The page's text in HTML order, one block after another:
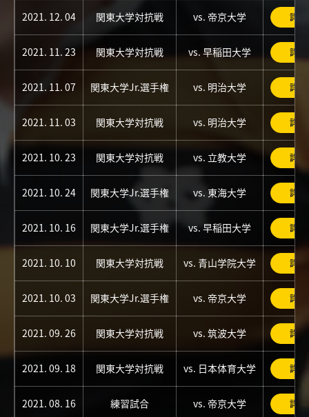
2021. 12. 04 関東大学対抗戦 vs. 帝京大学 詳細
2021. 11. 23 関東大学対抗戦 vs. 早稲田大学 詳細
2021. 11. 07 関東大学Jr.選手権 vs. 明治大学 詳細
2021. 11. 03 関東大学対抗戦 vs. 明治大学 詳細
2021. 10. 23 関東大学対抗戦 vs. 立教大学 詳細
2021. 10. 24 関東大学Jr.選手権 vs. 東海大学 詳細
2021. 10. 16 関東大学Jr.選手権 vs. 早稲田大学 詳細
2021. 10. 10 関東大学対抗戦 vs. 青山学院大学 詳細
2021. 10. 03 関東大学Jr.選手権 vs. 帝京大学 詳細
2021. 09. 26 関東大学対抗戦 vs. 筑波大学 詳細
2021. 09. 18 関東大学対抗戦 vs. 日本体育大学 詳細
2021. 08. 16 練習試合 vs. 帝京大学 詳細